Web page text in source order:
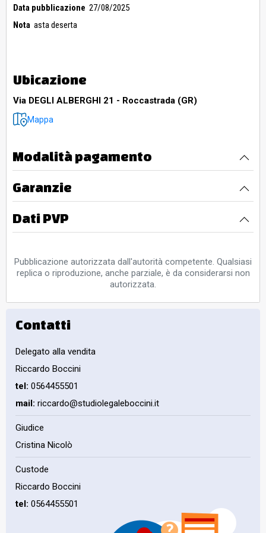
Data pubblicazione 27/08/2025
Nota asta deserta
Ubicazione
Via DEGLI ALBERGHI 21 - Roccastrada (GR)
Mappa
Modalità pagamento
Garanzie
Dati PVP
Pubblicazione autorizzata dall'autorità competente. Qualsiasi
replica o riproduzione, anche parziale, è da considerarsi non
autorizzata.
Contatti
Delegato alla vendita
Riccardo Boccini
tel: 0564455501
mail: riccardo@studiolegaleboccini.it
Giudice
Cristina Nicolò
Custode
Riccardo Boccini
tel: 0564455501